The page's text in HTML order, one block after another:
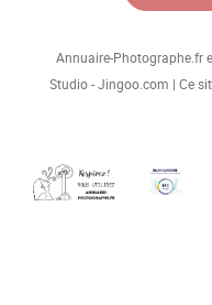
Annuaire-Photographe.fr
Studio - Jingoo.com | Ce